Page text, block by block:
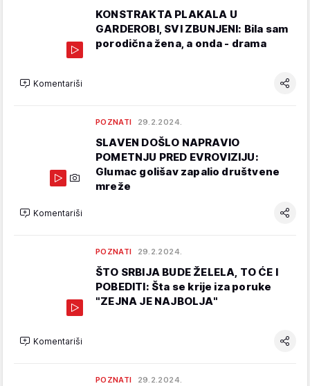
KONSTRAKTA PLAKALA U
GARDEROBI, SVI ZBUNJENI: Bila sam
porodična žena, a onda - drama
Komentariši
POZNATI 29.2.2024.
SLAVEN DOŠLO NAPRAVIO
POMETNJU PRED EVROVIZIJU:
Glumac golišav zapalio društvene
mreže
Komentariši
POZNATI 29.2.2024.
ŠTO SRBIJA BUDE ŽELELA, TO ĆE I
POBEDITI: Šta se krije iza poruke
"ZEJNA JE NAJBOLJA"
Komentariši
POZNATI 29.2.2024.